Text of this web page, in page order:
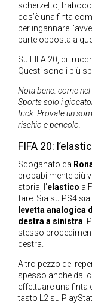
scherzetto,
cos’è una finta
per ingannare
parte opposta a
Su FIFA 20, di
Questi sono i più
Nota bene: come
Sportssolo i
trick. Provate un
rischio e pericolo.
FIFA 20:
Sdoganato da
probabilmente più
storia, l’elastico a
fare. Sia su PS4
levetta analogica
destra a sinistra.
stesso
destra.
Altro pezzo del
spesso anche dai
effettuare una finta
tasto L2 su